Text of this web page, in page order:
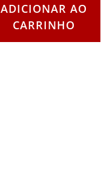
ADICIONAR AO
CARRINHO